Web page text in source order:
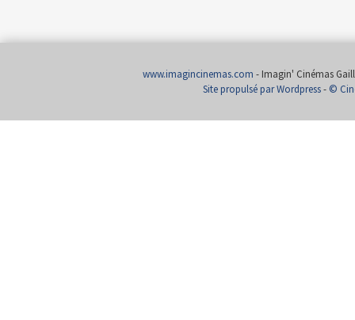
www.imagincinemas.com - Imagin' Cinémas
Site propulsé par Wordpress- ©